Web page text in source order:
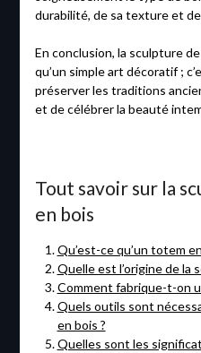
durabilité, de sa texture et
En conclusion, la sculpture
qu’un simple art décoratif ;
préserver les traditions
et de célébrer la beauté
Tout savoir sur la
en bois
Qu’est-ce qu’un totem
Quelle est l’origine de la
Comment fabrique-t-on
Quels outils sont
en bois ?
Quelles sont les